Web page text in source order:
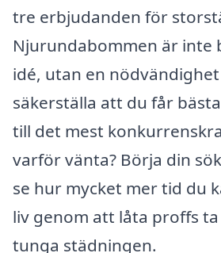
tre erbjudanden för
Njurundabommen är inte
idé, utan en
säkerställa att du får
till det mest
varför vänta? Börja din
se hur mycket mer tid du
liv genom att låta proffs
tunga städningen.